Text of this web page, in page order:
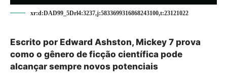
xr:d:DAD99_5Drl4:3237,j:5833699316868243100,t:23121022
Escrito por Edward Ashston, Mickey 7 prova
como o gênero de ficção científica pode
alcançar sempre novos potenciais